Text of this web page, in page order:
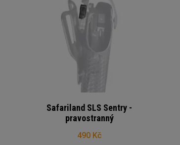
Safariland SLS Sentry -
pravostranný
490 Kč